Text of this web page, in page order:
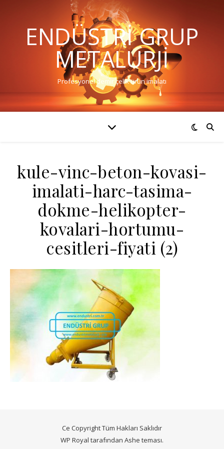
ENDÜSTRI GRUP
METALURJI
Profesyonel demir çelik ürün imalatı
kule-vinc-beton-kovasi-
imalati-harc-tasima-
dokme-helikopter-
kovalari-hortumu-
cesitleri-fiyati (2)
Ce Copyright Tüm Hakları Saklıdır
WP Royal tarafından Ashe teması.